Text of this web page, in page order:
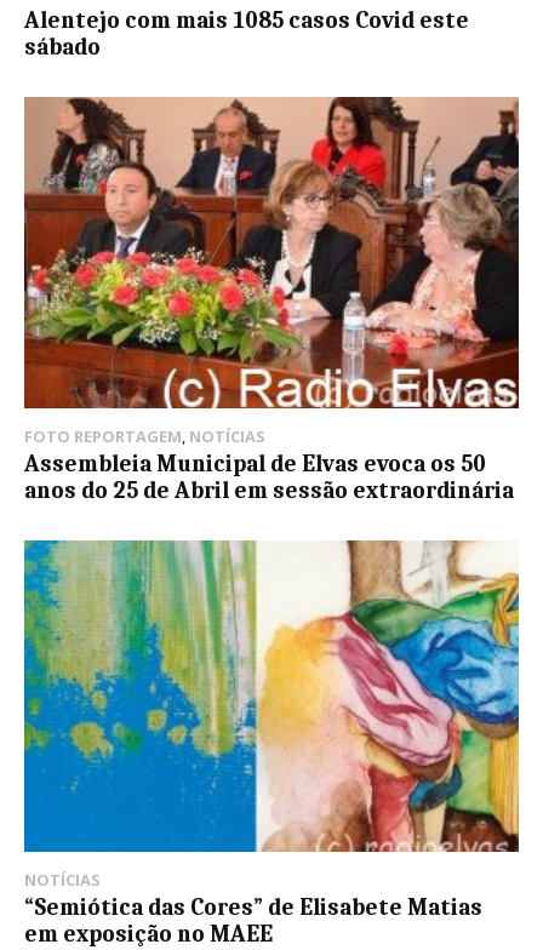
Alentejo com mais 1085 casos Covid este
sábado
FOTO REPORTAGEM, NOTÍCIAS
Assembleia Municipal de Elvas evoca os 50
anos do 25 de Abril em sessão extraordinária
NOTÍCIAS
“Semiótica das Cores” de Elisabete Matias
em exposição no MAEE